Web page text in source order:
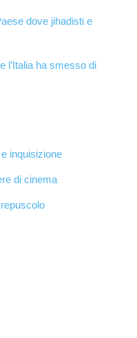
dove jihadisti e
l’Italia ha smesso di
inquisizione
di cinema